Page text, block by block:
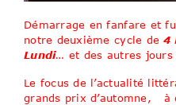
Démarrage en fanfare et
notre deuxième cycle de4
Lundi… et des autres jours
Le focus de l’actualité
grands prix d’automne, à